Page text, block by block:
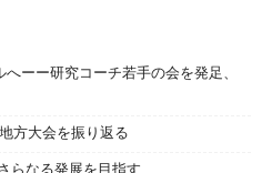
ーー研究コーチ若手の会を発足、
方大会を振り返る
らなる発展を目指す